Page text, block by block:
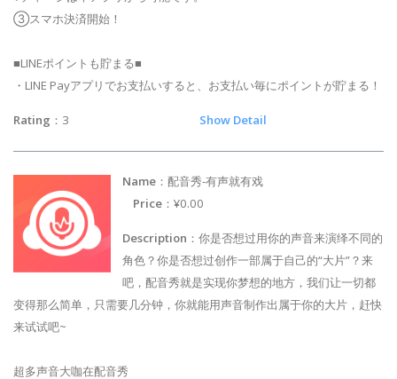
③スマホ決済開始！
■LINEポイントも貯まる■
・LINE Payアプリでお支払いすると、お支払い毎にポイントが貯まる！
Rating ：3 Show Detail
Name ：配音秀-有声就有戏
Price ：¥0.00
Description ：你是否想过用你的声音来演绎不同的
角色？你是否想过创作一部属于自己的“大片”？来
吧，配音秀就是实现你梦想的地方，我们让一切都
变得那么简单，只需要几分钟，你就能用声音制作出属于你的大片，赶快
来试试吧~
超多声音大咖在配音秀